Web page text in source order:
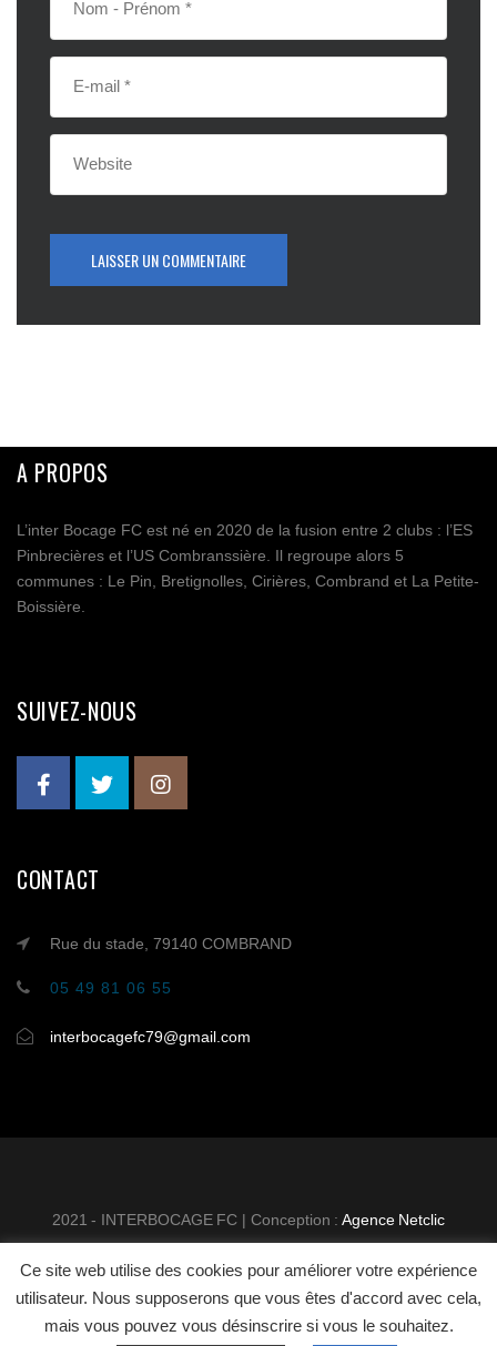
A PROPOS
L’inter Bocage FC est né en 2020 de la fusion entre 2 clubs : l’ES
Pinbrecières et l’US Combranssière. Il regroupe alors 5
communes : Le Pin, Bretignolles, Cirières, Combrand et La Petite-
Boissière.
SUIVEZ-NOUS
CONTACT
Rue du stade, 79140 COMBRAND
05 49 81 06 55
interbocagefc79@gmail.com
2021 - INTERBOCAGE FC | Conception : Agence Netclic
INTER BOCAGE FOOTBALL
MENTIONS
LÉGALES
CONTACT
Ce site web utilise des cookies pour améliorer votre expérience
utilisateur. Nous supposerons que vous êtes d'accord avec cela,
mais vous pouvez vous désinscrire si vous le souhaitez.